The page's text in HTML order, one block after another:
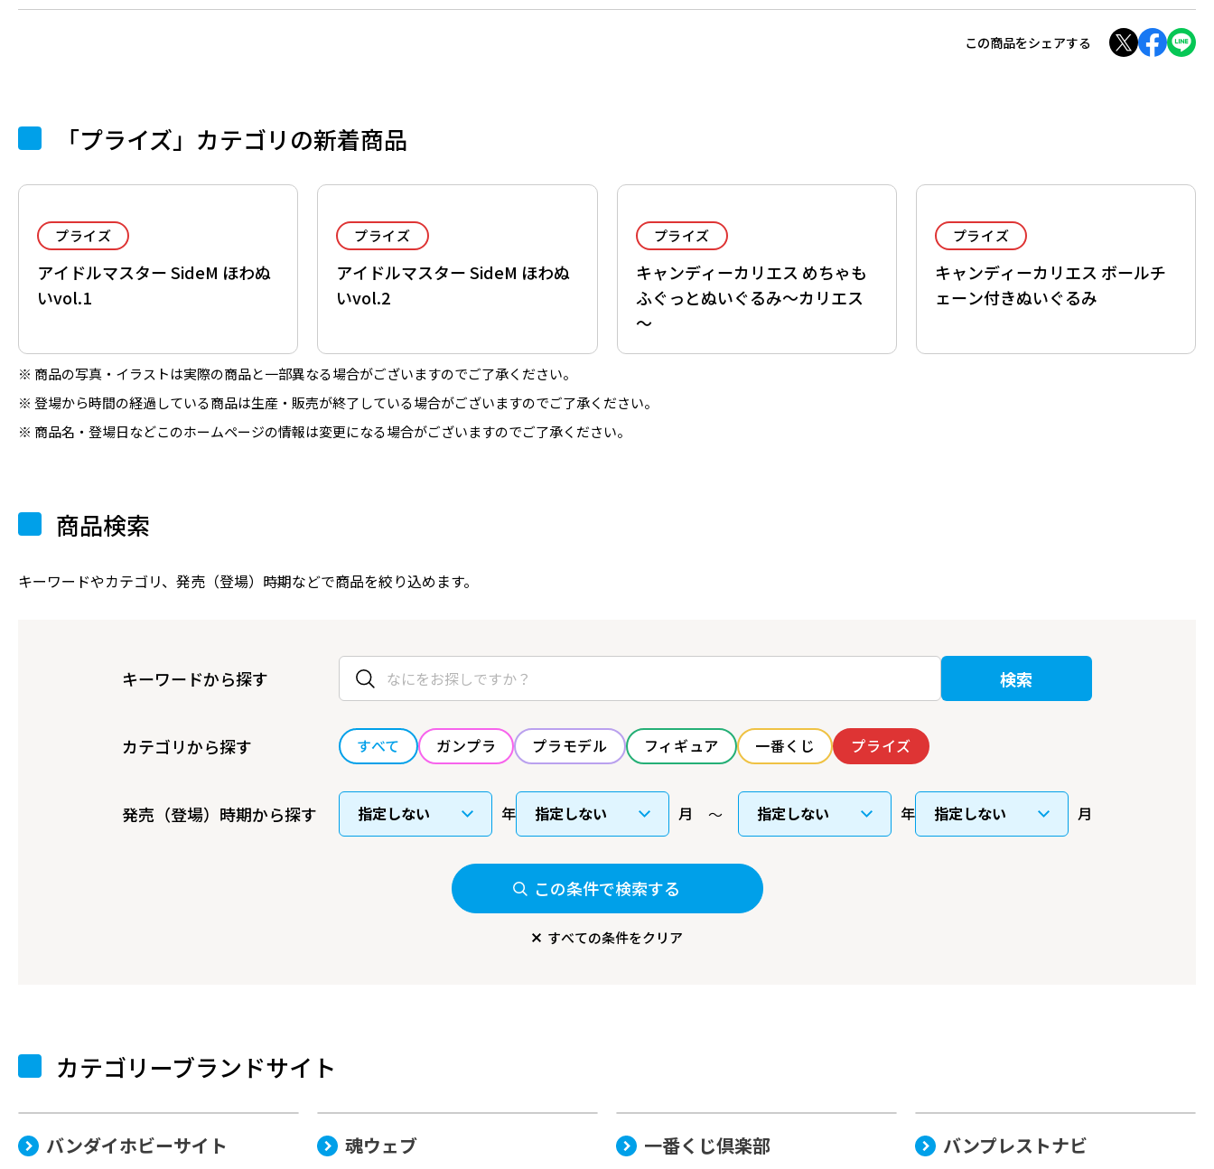
この商品をシェアする
「プライズ」カテゴリの新着商品
プライズ
アイドルマスター SideM ほわぬ
いvol.1
プライズ
アイドルマスター SideM ほわぬ
いvol.2
プライズ
キャンディーカリエス めちゃも
ふぐっとぬいぐるみ～カリエス
～
プライズ
キャンディーカリエス ボールチ
ェーン付きぬいぐるみ
商品の写真・イラストは実際の商品と一部異なる場合がございますのでご了承ください。
登場から時間の経過している商品は生産・販売が終了している場合がございますのでご了承ください。
商品名・登場日などこのホームページの情報は変更になる場合がございますのでご了承ください。
商品検索
キーワードやカテゴリ、発売（登場）時期などで商品を絞り込めます。
キーワードから探す 検索
カテゴリから探す すべて ガンプラ プラモデル フィギュア 一番くじ プライズ
発売（登場）時期から探す 年 月 年 月
この条件で検索する
すべての条件をクリア
カテゴリーブランドサイト
バンダイホビーサイト 魂ウェブ 一番くじ倶楽部 バンプレストナビ